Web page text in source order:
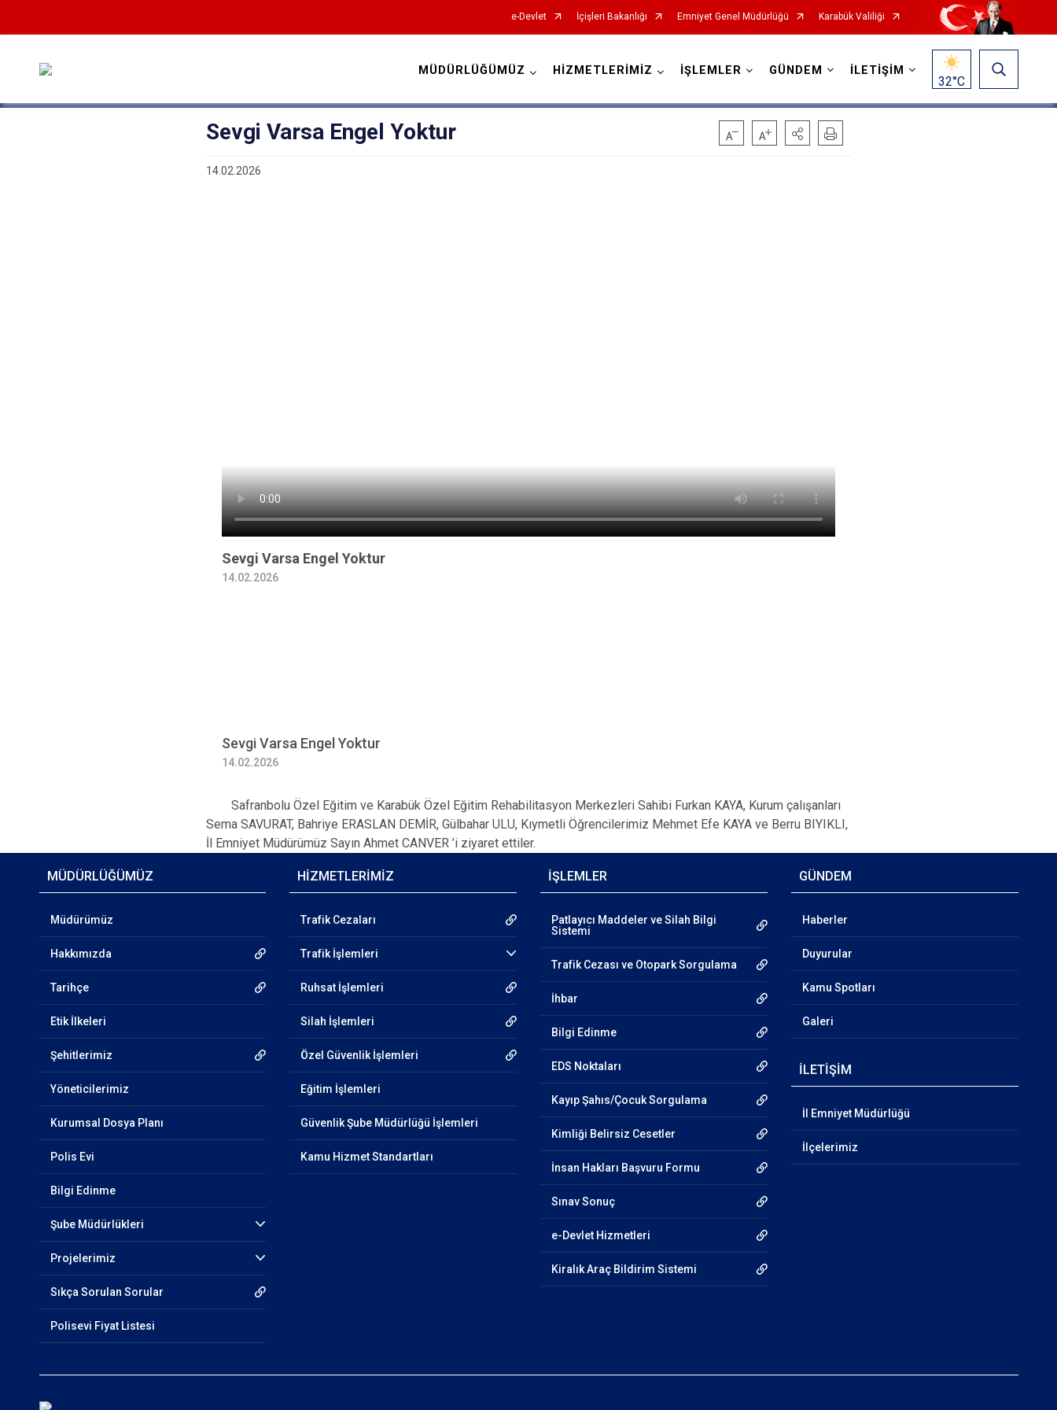
e-Devlet İçişleri Bakanlığı Emniyet Genel Müdürlüğü Karabük Valiliği
MÜDÜRLÜĞÜMÜZ HİZMETLERİMİZ İŞLEMLER GÜNDEM İLETİŞİM
32°C
Sevgi Varsa Engel Yoktur
14.02.2026
Sevgi Varsa Engel Yoktur
14.02.2026
Sevgi Varsa Engel Yoktur
14.02.2026
Safranbolu Özel Eğitim ve Karabük Özel Eğitim Rehabilitasyon Merkezleri Sahibi Furkan KAYA, Kurum çalışanları
Sema SAVURAT, Bahriye ERASLAN DEMİR, Gülbahar ULU, Kıymetli Öğrencilerimiz Mehmet Efe KAYA ve Berru BIYIKLI,
İl Emniyet Müdürümüz Sayın Ahmet CANVER ’i ziyaret ettiler.
MÜDÜRLÜĞÜMÜZ
Müdürümüz
Hakkımızda
Tarihçe
Etik İlkeleri
Şehitlerimiz
Yöneticilerimiz
Kurumsal Dosya Planı
Polis Evi
Bilgi Edinme
Şube Müdürlükleri
Projelerimiz
Sıkça Sorulan Sorular
Polisevi Fiyat Listesi
HİZMETLERİMİZ
Trafik Cezaları
Trafik İşlemleri
Ruhsat İşlemleri
Silah İşlemleri
Özel Güvenlik İşlemleri
Eğitim İşlemleri
Güvenlik Şube Müdürlüğü İşlemleri
Kamu Hizmet Standartları
İŞLEMLER
Patlayıcı Maddeler ve Silah Bilgi
Sistemi
Trafik Cezası ve Otopark Sorgulama
İhbar
Bilgi Edinme
EDS Noktaları
Kayıp Şahıs/Çocuk Sorgulama
Kimliği Belirsiz Cesetler
İnsan Hakları Başvuru Formu
Sınav Sonuç
e-Devlet Hizmetleri
Kiralık Araç Bildirim Sistemi
GÜNDEM
Haberler
Duyurular
Kamu Spotları
Galeri
İLETİŞİM
İl Emniyet Müdürlüğü
İlçelerimiz